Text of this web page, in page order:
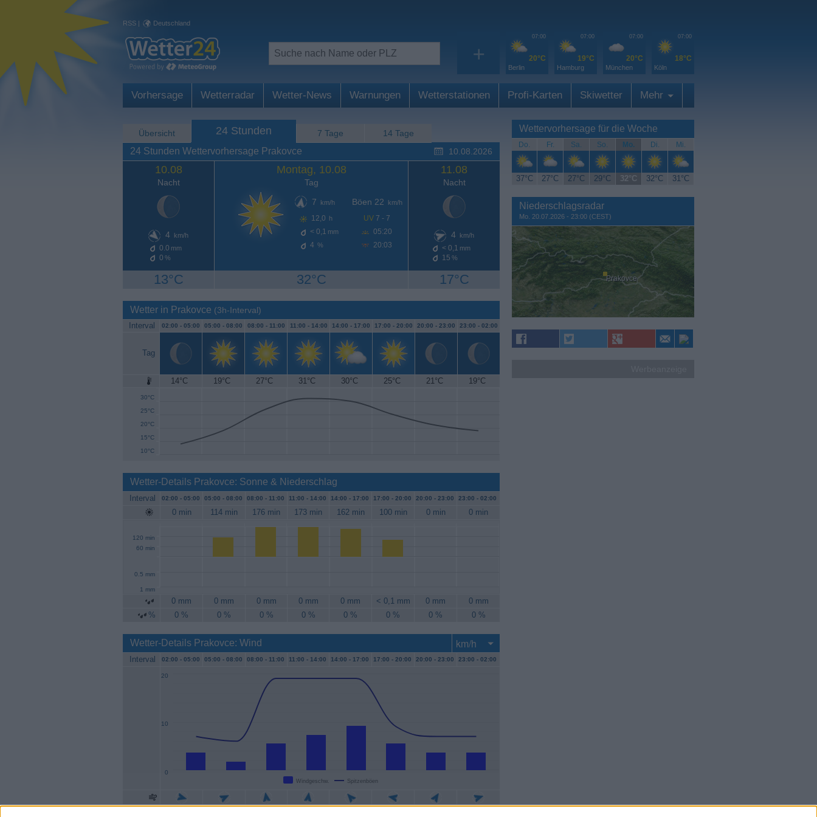
RSS | Deutschland
+
07:00
20°C
Berlin
07:00
19°C
Hamburg
07:00
20°C
München
07:00
18°C
Köln
Vorhersage Wetterradar Wetter-News Warnungen Wetterstationen Profi-Karten Skiwetter Mehr
Übersicht 24 Stunden 7 Tage 14 Tage
24 Stunden Wettervorhersage Prakovce 10.08.2026
10.08
Nacht
4 km/h
0.0 mm
0 %
13°C
Montag, 10.08
Tag
7
km/h
12,0 h
< 0,1 mm
4 %
Böen 22 km/h
UV 7 - 7
05:20
20:03
32°C
11.08
Nacht
4 km/h
< 0,1 mm
15 %
17°C
Wetter in Prakovce (3h-Interval)
Interval 02:00 - 05:00 05:00 - 08:00 08:00 - 11:00 11:00 - 14:00 14:00 - 17:00 17:00 - 20:00 20:00 - 23:00 23:00 - 02:00
Tag
14°C 19°C 27°C 31°C 30°C 25°C 21°C 19°C
10°C
15°C
20°C
25°C
30°C
35°C
Wetter-Details Prakovce: Sonne & Niederschlag
Interval 02:00 - 05:00 05:00 - 08:00 08:00 - 11:00 11:00 - 14:00 14:00 - 17:00 17:00 - 20:00 20:00 - 23:00 23:00 - 02:00
0 min 114 min 176 min 173 min 162 min 100 min 0 min 0 min
60 min
120 min
0.5 mm
1 mm
0 mm 0 mm 0 mm 0 mm 0 mm < 0,1 mm 0 mm
0 mm
%
0 % 0 % 0 % 0 % 0 % 0 % 0 % 0 %
Wetter-Details Prakovce: Wind
Interval 02:00 - 05:00 05:00 - 08:00 08:00 - 11:00 11:00 - 14:00 14:00 - 17:00 17:00 - 20:00 20:00 - 23:00 23:00 - 02:00
Windgeschw. Spitzenböen
0
10
20
Wettervorhersage für die Woche
Do. Fr. Sa. So. Mo. Di. Mi.
37°C 27°C 27°C 29°C 32°C 32°C 31°C
Niederschlagsradar
Mo. 20.07.2026 - 23:00 (CEST)
Prakovce